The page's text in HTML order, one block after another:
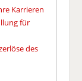
Karrieren
für
des